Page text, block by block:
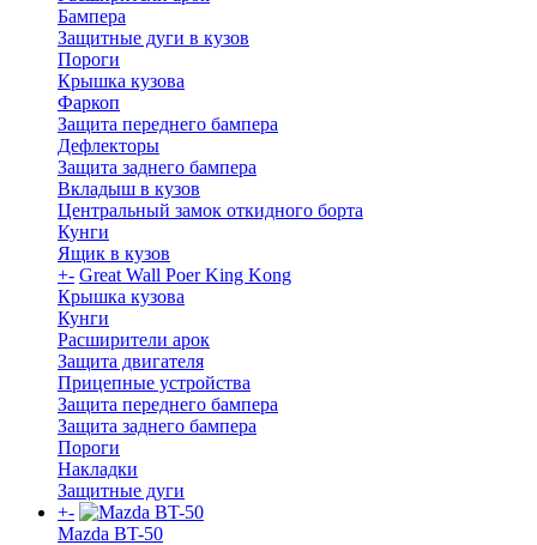
Бампера
Защитные дуги в кузов
Пороги
Крышка кузова
Фаркоп
Защита переднего бампера
Дефлекторы
Защита заднего бампера
Вкладыш в кузов
Центральный замок откидного борта
Кунги
Ящик в кузов
+- Great Wall Poer King Kong
Крышка кузова
Кунги
Расширители арок
Защита двигателя
Прицепные устройства
Защита переднего бампера
Защита заднего бампера
Пороги
Накладки
Защитные дуги
+-
Mazda BT-50